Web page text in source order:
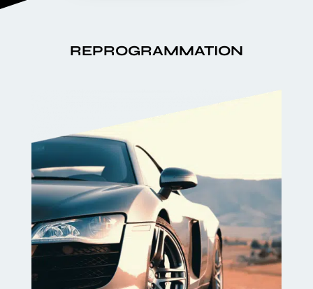
REPROGRAMMATION